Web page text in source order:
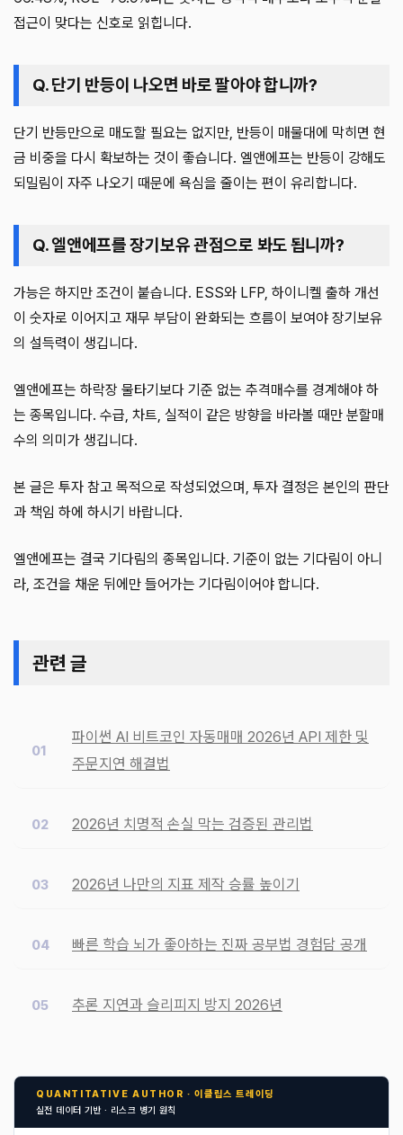
접근이 맞다는 신호로 읽힙니다.
Q. 단기 반등이 나오면 바로 팔아야 합니까?
단기 반등만으로 매도할 필요는 없지만, 반등이 매물대에 막히면 현
금 비중을 다시 확보하는 것이 좋습니다. 엘앤에프는 반등이 강해도
되밀림이 자주 나오기 때문에 욕심을 줄이는 편이 유리합니다.
Q. 엘앤에프를 장기보유 관점으로 봐도 됩니까?
가능은 하지만 조건이 붙습니다. ESS와 LFP, 하이니켈 출하 개선
이 숫자로 이어지고 재무 부담이 완화되는 흐름이 보여야 장기보유
의 설득력이 생깁니다.
엘앤에프는 하락장 물타기보다 기준 없는 추격매수를 경계해야 하
는 종목입니다. 수급, 차트, 실적이 같은 방향을 바라볼 때만 분할매
수의 의미가 생깁니다.
본 글은 투자 참고 목적으로 작성되었으며, 투자 결정은 본인의 판단
과 책임 하에 하시기 바랍니다.
엘앤에프는 결국 기다림의 종목입니다. 기준이 없는 기다림이 아니
라, 조건을 채운 뒤에만 들어가는 기다림이어야 합니다.
관련 글
파이썬 AI 비트코인 자동매매 2026년 API 제한 및
주문지연 해결법
2026년 치명적 손실 막는 검증된 관리법
2026년 나만의 지표 제작 승률 높이기
빠른 학습 뇌가 좋아하는 진짜 공부법 경험담 공개
추론 지연과 슬리피지 방지 2026년
QUANTITATIVE AUTHOR · 이클립스 트레이딩
실전 데이터 기반 · 리스크 병기 원칙